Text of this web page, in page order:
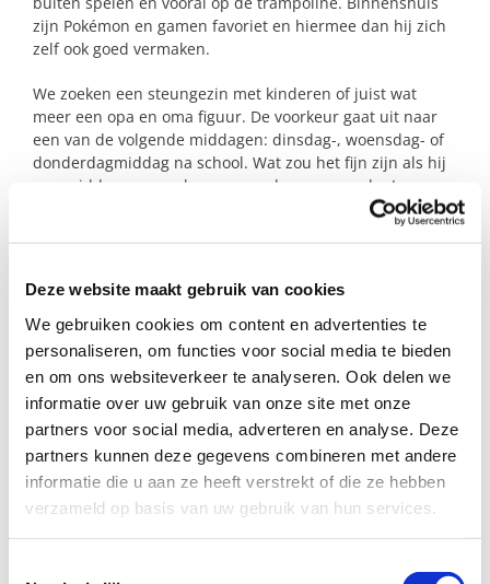
Deze website maakt gebruik van cookies
We gebruiken cookies om content en advertenties te
personaliseren, om functies voor social media te bieden
en om ons websiteverkeer te analyseren. Ook delen we
informatie over uw gebruik van onze site met onze
partners voor social media, adverteren en analyse. Deze
partners kunnen deze gegevens combineren met andere
informatie die u aan ze heeft verstrekt of die ze hebben
verzameld op basis van uw gebruik van hun services.
zijn Pokémon en gamen favoriet en hiermee dan hij zich
zelf ook goed vermaken.
We zoeken een steungezin met kinderen of juist wat
meer een opa en oma figuur. De voorkeur gaat uit naar
een van de volgende middagen: dinsdag-, woensdag- of
donderdagmiddag na school. Wat zou het fijn zijn als hij
een middag per week ergens anders mag spelen!
Zijn jullie de rots in de branding voor deze moeder en
Profiel steungezin
Wij zoeken een gezin in het centrum van Hoorn:
Waar deze jongen op een dinsdag-,
woensdag-, of donderdagmiddag mag
Dat hem van school zou kunnen ophalen
(neem contact op om te horen welke
school dat is);